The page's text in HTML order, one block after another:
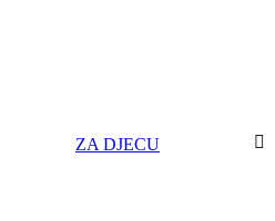
ZA DJECU